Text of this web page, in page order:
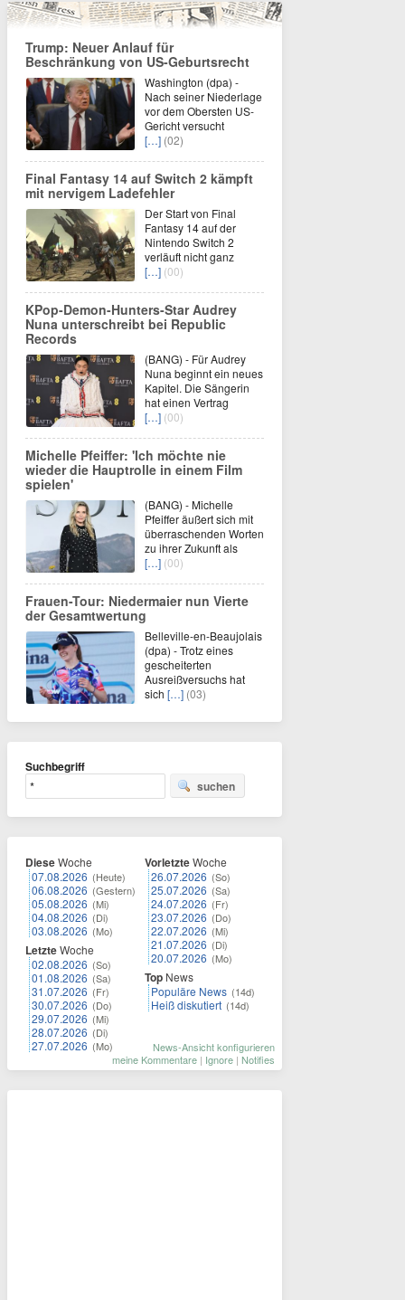
Trump: Neuer Anlauf für
Beschränkung von US-Geburtsrecht
Washington (dpa) -
Nach seiner Niederlage
vor dem Obersten US-
Gericht versucht
[…] (02)
Final Fantasy 14 auf Switch 2 kämpft
mit nervigem Ladefehler
Der Start von Final
Fantasy 14 auf der
Nintendo Switch 2
verläuft nicht ganz
[…] (00)
KPop-Demon-Hunters-Star Audrey
Nuna unterschreibt bei Republic
Records
(BANG) - Für Audrey
Nuna beginnt ein neues
Kapitel. Die Sängerin
hat einen Vertrag
[…] (00)
Michelle Pfeiffer: 'Ich möchte nie
wieder die Hauptrolle in einem Film
spielen'
(BANG) - Michelle
Pfeiffer äußert sich mit
überraschenden Worten
zu ihrer Zukunft als
[…] (00)
Frauen-Tour: Niedermaier nun Vierte
der Gesamtwertung
Belleville-en-Beaujolais
(dpa) - Trotz eines
gescheiterten
Ausreißversuchs hat
sich […] (03)
Suchbegriff
suchen
DieseWoche
07.08.2026 (Heute)
06.08.2026 (Gestern)
05.08.2026 (Mi)
04.08.2026 (Di)
03.08.2026 (Mo)
LetzteWoche
02.08.2026 (So)
01.08.2026 (Sa)
31.07.2026 (Fr)
30.07.2026 (Do)
29.07.2026 (Mi)
28.07.2026 (Di)
27.07.2026 (Mo)
VorletzteWoche
26.07.2026 (So)
25.07.2026 (Sa)
24.07.2026 (Fr)
23.07.2026 (Do)
22.07.2026 (Mi)
21.07.2026 (Di)
20.07.2026 (Mo)
Top News
Populäre News (14d)
Heiß diskutiert (14d)
News-Ansicht konfigurieren
meine Kommentare | Ignore | Notifies